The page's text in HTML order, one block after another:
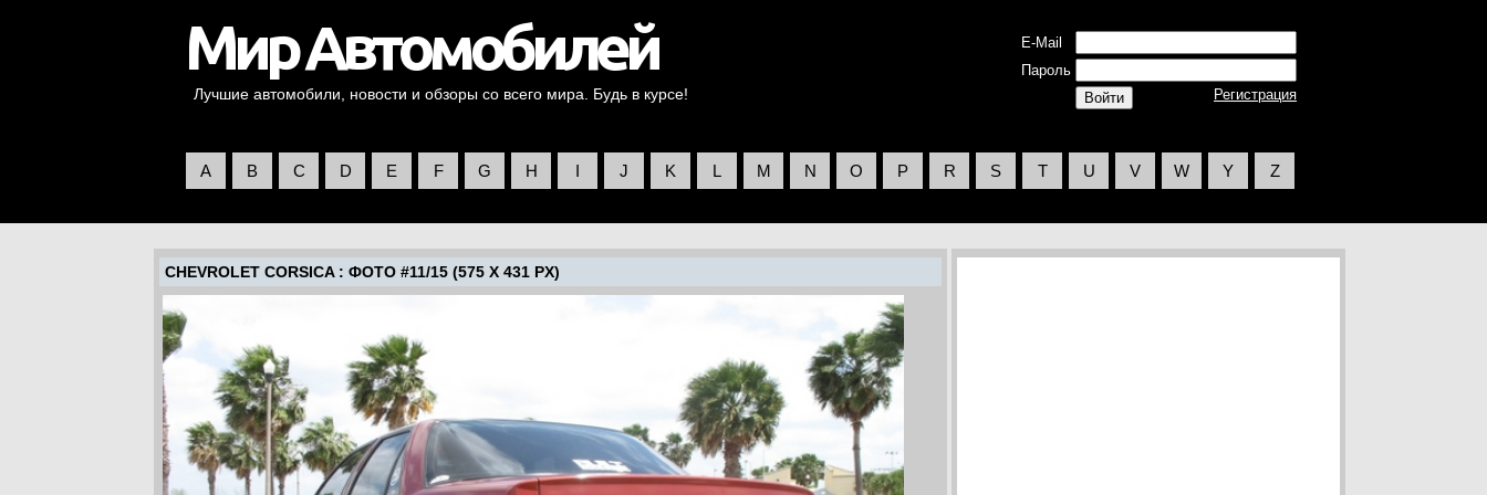
Лучшие автомобили, новости и обзоры со всего мира. Будь в курсе!
E-Mail
Пароль
Регистрация
A B C D E F G H I J K L M N O P R S T U V W Y Z
CHEVROLET CORSICA: ФОТО #11/15 (575 X 431 PX)